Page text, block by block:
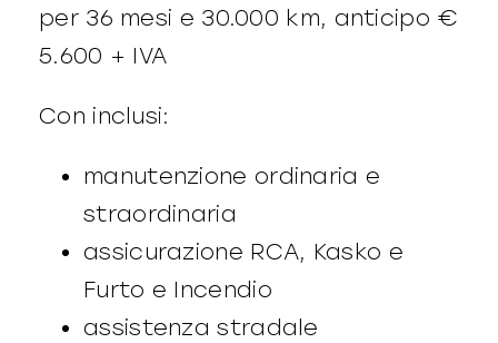
per 36 mesi e 30.000 km, anticipo €
5.600 + IVA
Con inclusi:
manutenzione ordinaria e
straordinaria
assicurazione RCA, Kasko e
Furto e Incendio
assistenza stradale